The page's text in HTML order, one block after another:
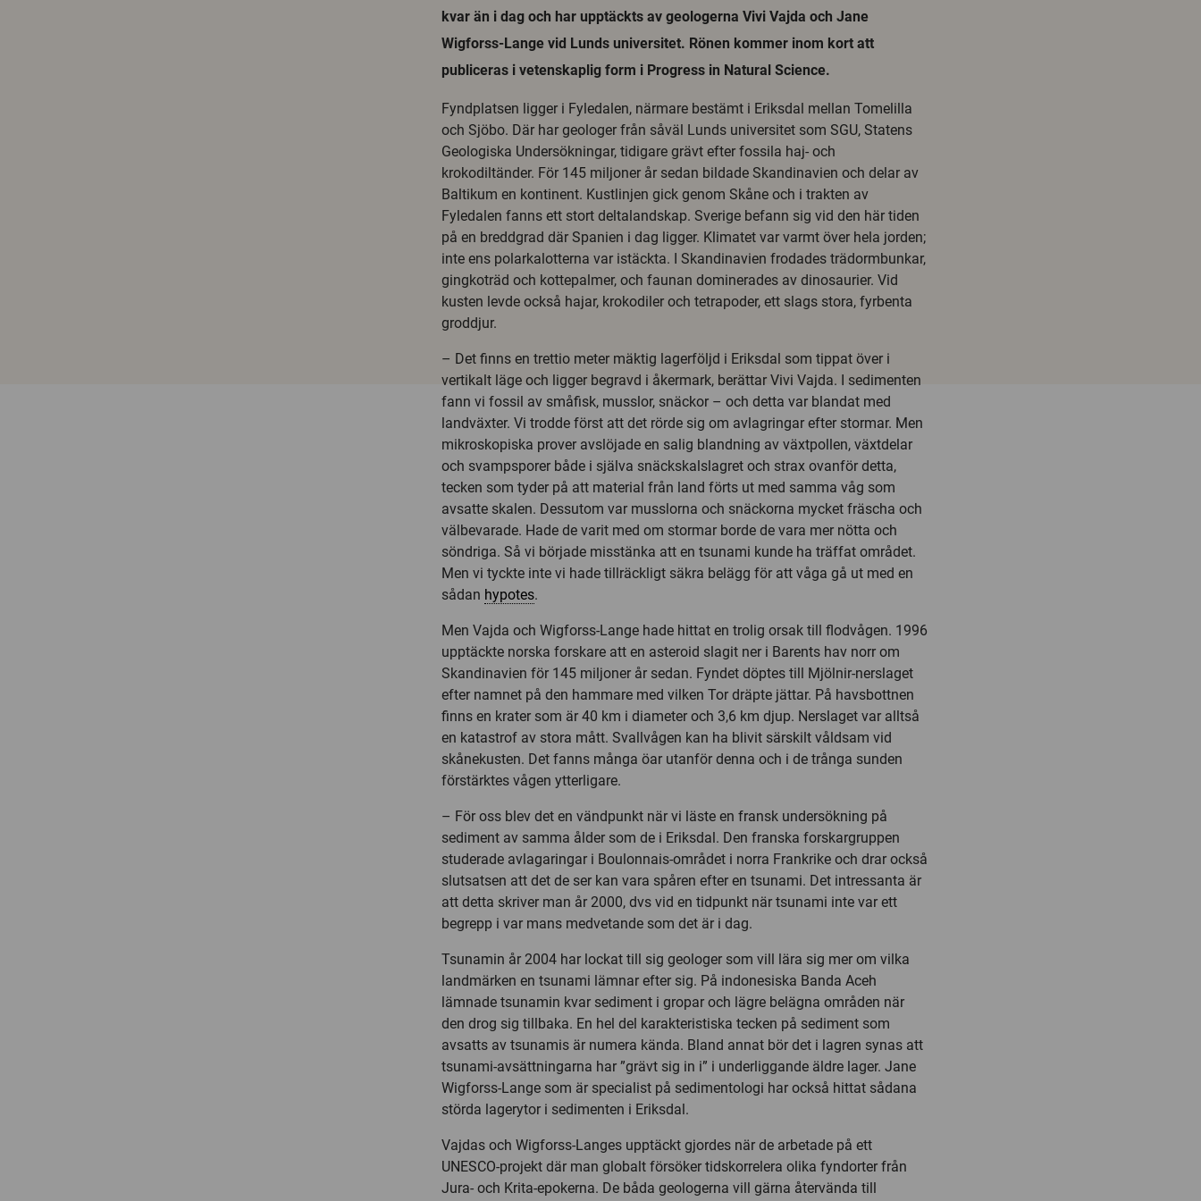
kvar än i dag och har upptäckts av geologerna Vivi Vajda och Jane
Wigforss-Lange vid Lunds universitet. Rönen kommer inom kort att
publiceras i vetenskaplig form i Progress in Natural Science.
Fyndplatsen ligger i Fyledalen, närmare bestämt i Eriksdal mellan Tomelilla
och Sjöbo. Där har geologer från såväl Lunds universitet som SGU, Statens
Geologiska Undersökningar, tidigare grävt efter fossila haj- och
krokodiltänder. För 145 miljoner år sedan bildade Skandinavien och delar av
Baltikum en kontinent. Kustlinjen gick genom Skåne och i trakten av
Fyledalen fanns ett stort deltalandskap. Sverige befann sig vid den här tiden
på en breddgrad där Spanien i dag ligger. Klimatet var varmt över hela jorden;
inte ens polarkalotterna var istäckta. I Skandinavien frodades trädormbunkar,
gingkoträd och kottepalmer, och faunan dominerades av dinosaurier. Vid
kusten levde också hajar, krokodiler och tetrapoder, ett slags stora, fyrbenta
groddjur.
– Det finns en trettio meter mäktig lagerföljd i Eriksdal som tippat över i
vertikalt läge och ligger begravd i åkermark, berättar Vivi Vajda. I sedimenten
fann vi fossil av småfisk, musslor, snäckor – och detta var blandat med
landväxter. Vi trodde först att det rörde sig om avlagringar efter stormar. Men
mikroskopiska prover avslöjade en salig blandning av växtpollen, växtdelar
och svampsporer både i själva snäckskalslagret och strax ovanför detta,
tecken som tyder på att material från land förts ut med samma våg som
avsatte skalen. Dessutom var musslorna och snäckorna mycket fräscha och
välbevarade. Hade de varit med om stormar borde de vara mer nötta och
söndriga. Så vi började misstänka att en tsunami kunde ha träffat området.
Men vi tyckte inte vi hade tillräckligt säkra belägg för att våga gå ut med en
sådan hypotes.
Men Vajda och Wigforss-Lange hade hittat en trolig orsak till flodvågen. 1996
upptäckte norska forskare att en asteroid slagit ner i Barents hav norr om
Skandinavien för 145 miljoner år sedan. Fyndet döptes till Mjölnir-nerslaget
efter namnet på den hammare med vilken Tor dräpte jättar. På havsbottnen
finns en krater som är 40 km i diameter och 3,6 km djup. Nerslaget var alltså
en katastrof av stora mått. Svallvågen kan ha blivit särskilt våldsam vid
skånekusten. Det fanns många öar utanför denna och i de trånga sunden
förstärktes vågen ytterligare.
– För oss blev det en vändpunkt när vi läste en fransk undersökning på
sediment av samma ålder som de i Eriksdal. Den franska forskargruppen
studerade avlagaringar i Boulonnais-området i norra Frankrike och drar också
slutsatsen att det de ser kan vara spåren efter en tsunami. Det intressanta är
att detta skriver man år 2000, dvs vid en tidpunkt när tsunami inte var ett
begrepp i var mans medvetande som det är i dag.
Tsunamin år 2004 har lockat till sig geologer som vill lära sig mer om vilka
landmärken en tsunami lämnar efter sig. På indonesiska Banda Aceh
lämnade tsunamin kvar sediment i gropar och lägre belägna områden när
den drog sig tillbaka. En hel del karakteristiska tecken på sediment som
avsatts av tsunamis är numera kända. Bland annat bör det i lagren synas att
tsunami-avsättningarna har ”grävt sig in i” i underliggande äldre lager. Jane
Wigforss-Lange som är specialist på sedimentologi har också hittat sådana
störda lagerytor i sedimenten i Eriksdal.
Vajdas och Wigforss-Langes upptäckt gjordes när de arbetade på ett
UNESCO-projekt där man globalt försöker tidskorrelera olika fyndorter från
Jura- och Krita-epokerna. De båda geologerna vill gärna återvända till